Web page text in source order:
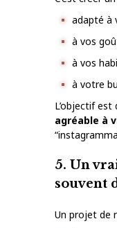
adapté à
à vos
à vos
à votre
L’objectif est
agréable à
5. Un
souvent
Un projet de